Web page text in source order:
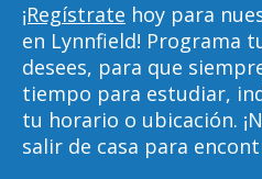
¡Regístrate hoy para
en Lynnfield! Programa
desees, para que
tiempo para estudiar,
tu horario o ubicación.
salir de casa para